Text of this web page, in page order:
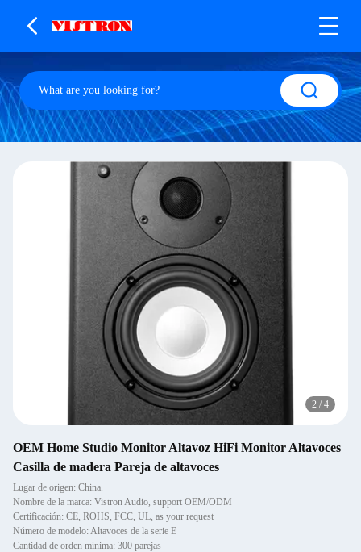
2 / 4
OEM Home Studio Monitor Altavoz HiFi Monitor Altavoces
Casilla de madera Pareja de altavoces
Lugar de origen: China.
Nombre de la marca: Vistron Audio, support OEM/ODM
Certificación: CE, ROHS, FCC, UL, as your request
Número de modelo: Altavoces de la serie E
Cantidad de orden mínima: 300 parejas